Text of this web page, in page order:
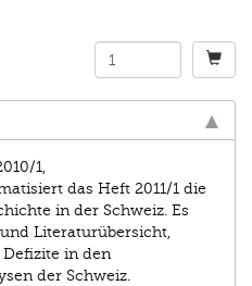
1,
das Heft 2011/1 die
in der Schweiz. Es
Literaturübersicht,
in den
der Schweiz.